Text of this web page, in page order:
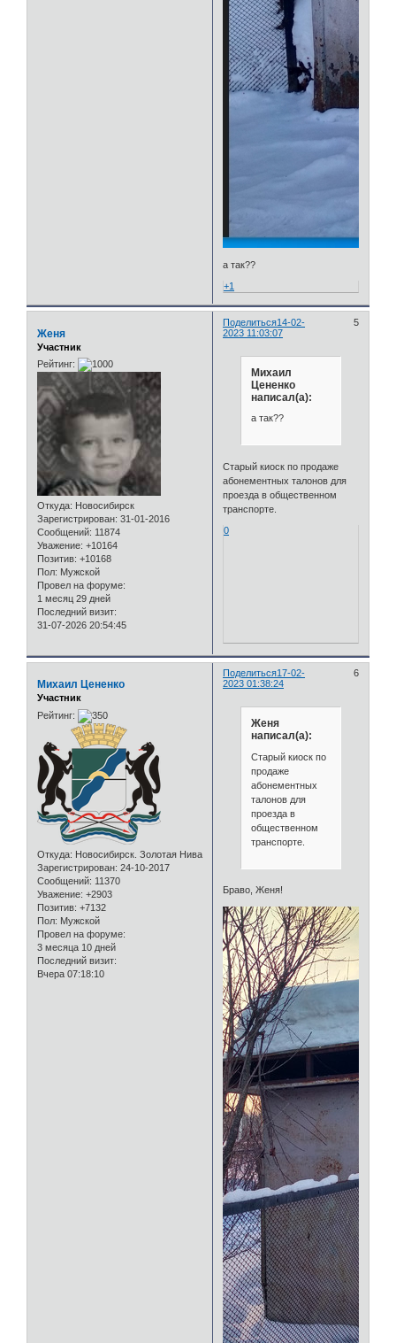
а так??
+1
Поделиться 5
14-02-
2023 11:03:07
Женя
Участник
Рейтинг:
Откуда: Новосибирск
Зарегистрирован: 31-01-2016
Сообщений: 11874
Уважение: +10164
Позитив: +10168
Пол: Мужской
Провел на форуме:
1 месяц 29 дней
Последний визит:
31-07-2026 20:54:45
Михаил
Цененко
написал(а):
а так??
Старый киоск по продаже
абонементных талонов для
проезда в общественном
транспорте.
0
Поделиться 6
17-02-
2023 01:38:24
Михаил Цененко
Участник
Рейтинг:
Откуда: Новосибирск. Золотая Нива
Зарегистрирован: 24-10-2017
Сообщений: 11370
Уважение: +2903
Позитив: +7132
Пол: Мужской
Провел на форуме:
3 месяца 10 дней
Последний визит:
Вчера 07:18:10
Женя
написал(а):
Старый киоск по
продаже
абонементных
талонов для
проезда в
общественном
транспорте.
Браво, Женя!